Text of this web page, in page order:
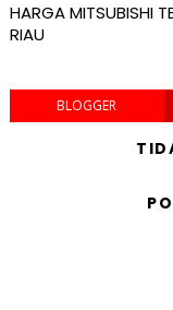
HARGA MITSUBISHI
RIAU
BLOGGER